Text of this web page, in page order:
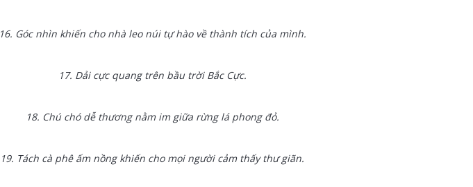
16. Góc nhìn khiến cho nhà leo núi tự hào về thành tích của mình.
17. Dải cực quang trên bầu trời Bắc Cực.
18. Chú chó dễ thương nằm im giữa rừng lá phong đỏ.
19. Tách cà phê ấm nồng khiến cho mọi người cảm thấy thư giãn.